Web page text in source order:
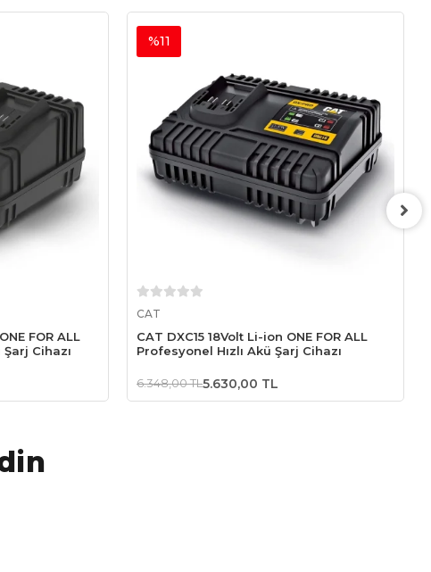
FOR ALL
Cihazı
CAT
CAT DXC15 18Volt Li-ion ONE FOR ALL
Profesyonel Hızlı Akü Şarj Cihazı
%11
6.348,00 TL5.630,00 TL